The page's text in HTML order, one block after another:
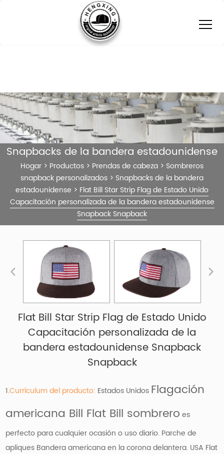
Snapbacks de la bandera estadounidense
Hogar > Productos > Prendas de cabeza > Sombreros
snapback personalizados > Snapbacks de la bandera
estadounidense > Flat Bill Star Strip Flag de Estado Unido
Capacitación personalizada de la bandera estadounidense
Snapback Snapback
Flat Bill Star Strip Flag de Estado Unido
Capacitación personalizada de la
bandera estadounidense Snapback
Snapback
1.Currículum del producto: Estados Unidos Flagación
americana Bill Flat Bill sombrero es
perfecto para cualquier ocasión o uso diario. Parche de
apliques Bandera americanaen la corona delantera. USA Flat